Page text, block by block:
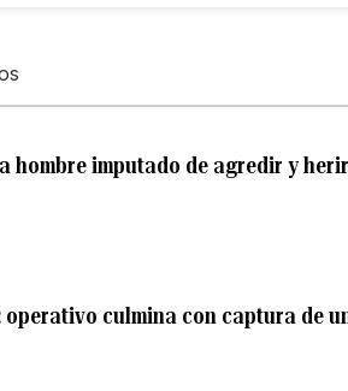
hombre imputado de agredir y
culmina con captura de